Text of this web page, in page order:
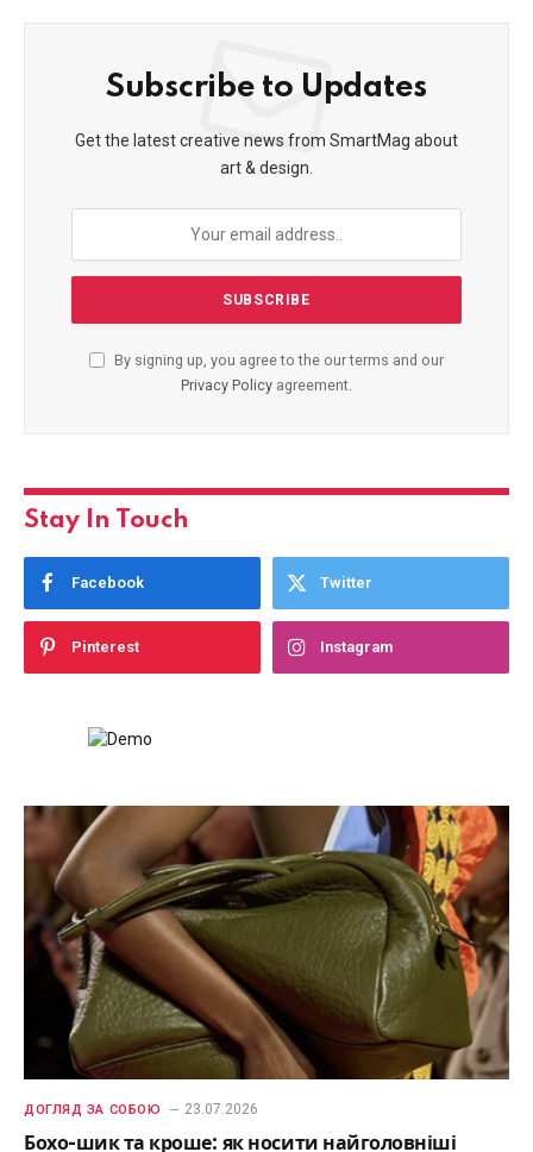
Subscribe to Updates
Get the latest creative news from SmartMag about
art & design.
By signing up, you agree to the our terms and our
Privacy Policy agreement.
Stay In Touch
Facebook Twitter
Pinterest Instagram
ДОГЛЯД ЗА СОБОЮ 23.07.2026
Бохо-шик та кроше: як носити найголовніші